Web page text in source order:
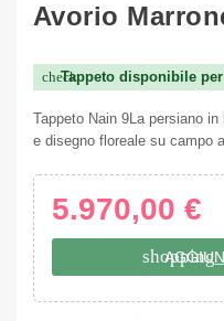
Avorio
check
Tappeto disponibile
Tappeto Nain 9La persiano
e disegno floreale su campo
5.970,00 €